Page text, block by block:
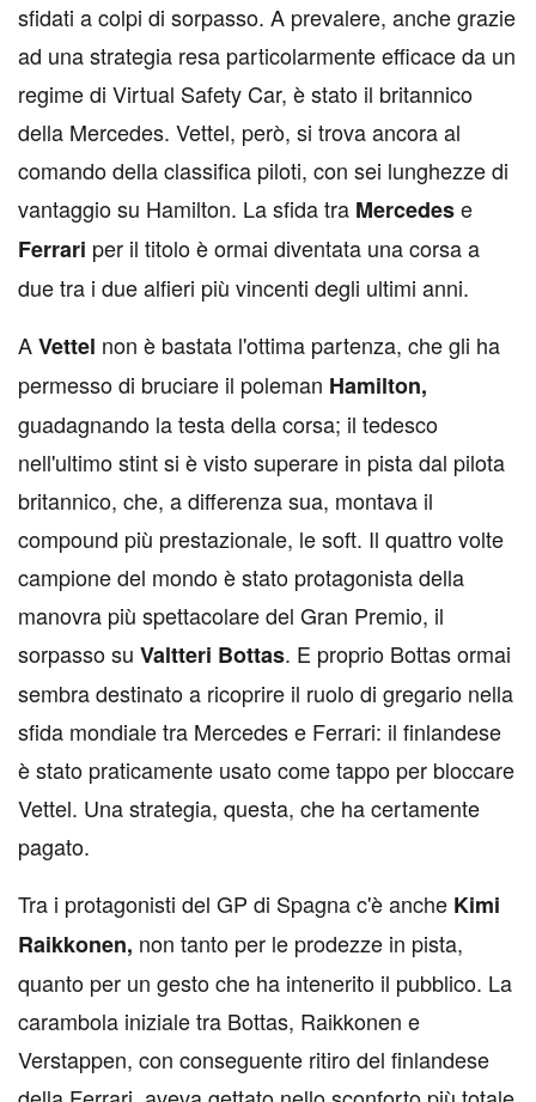
sfidati a colpi di sorpasso. A prevalere, anche grazie
ad una strategia resa particolarmente efficace da un
regime di Virtual Safety Car, è stato il britannico
della Mercedes. Vettel, però, si trova ancora al
comando della classifica piloti, con sei lunghezze di
vantaggio su Hamilton. La sfida tra Mercedese
Ferrari per il titolo è ormai diventata una corsa a
due tra i due alfieri più vincenti degli ultimi anni.
AVettel non è bastata l'ottima partenza, che gli ha
permesso di bruciare il poleman Hamilton,
guadagnando la testa della corsa; il tedesco
nell'ultimo stint si è visto superare in pista dal pilota
britannico, che, a differenza sua, montava il
compound più prestazionale, le soft. Il quattro volte
campione del mondo è stato protagonista della
manovra più spettacolare del Gran Premio, il
sorpasso su Valtteri Bottas. E proprio Bottas ormai
sembra destinato a ricoprire il ruolo di gregario nella
sfida mondiale tra Mercedes e Ferrari: il finlandese
è stato praticamente usato come tappo per bloccare
Vettel. Una strategia, questa, che ha certamente
pagato.
Tra i protagonisti del GP di Spagna c'è anche Kimi
Raikkonen, non tanto per le prodezze in pista,
quanto per un gesto che ha intenerito il pubblico. La
carambola iniziale tra Bottas, Raikkonen e
Verstappen, con conseguente ritiro del finlandese